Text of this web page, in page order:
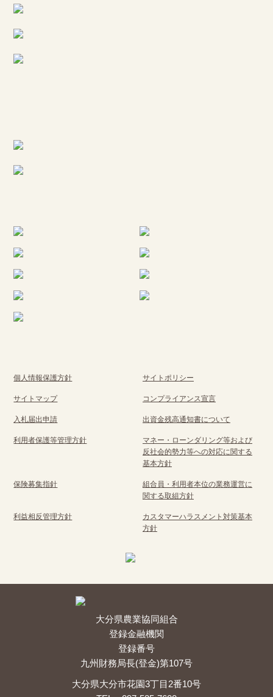
個人情報保護方針 サイトポリシー
サイトマップ コンプライアンス宣言
入札届出申請 出資金残高通知書について
利用者保護等管理方針
マネー・ローンダリング等および
反社会的勢力等への対応に関する
基本方針
保険募集指針
組合員・利用者本位の業務運営に
関する取組方針
利益相反管理方針
カスタマーハラスメント対策基本
方針
大分県農業協同組合
登録金融機関
登録番号
九州財務局長(登金)第107号
大分県大分市花園3丁目2番10号